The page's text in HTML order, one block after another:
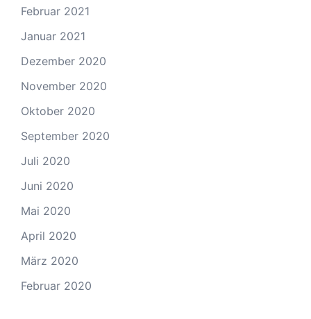
Februar 2021
Januar 2021
Dezember 2020
November 2020
Oktober 2020
September 2020
Juli 2020
Juni 2020
Mai 2020
April 2020
März 2020
Februar 2020